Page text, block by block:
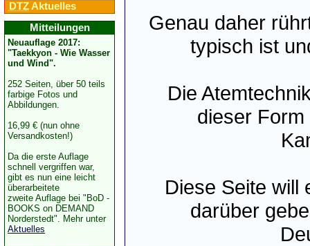
DTZAktuelles
Mitteilungen
Neuauflage 2017:
"Taekkyon - Wie Wasser
und Wind".
252 Seiten, über 50 teils
farbige Fotos und
Abbildungen.
16,99 € (nun ohne
Versandkosten!)
Da die erste Auflage
schnell vergriffen war,
gibt es nun eine leicht
überarbeitete
zweite Auflage bei "BoD -
BOOKS on DEMAND
Norderstedt". Mehr unter
Aktuelles
Genau daher
typisch ist
Die
dieser
Diese Seite will
darüber